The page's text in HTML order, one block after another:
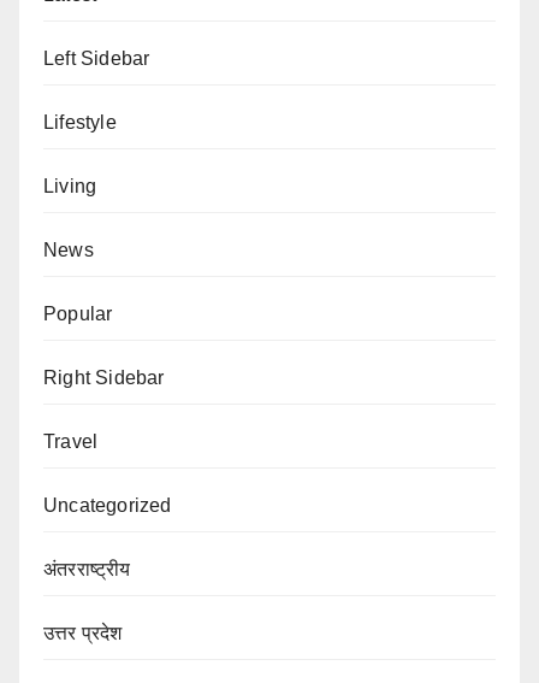
Left Sidebar
Lifestyle
Living
News
Popular
Right Sidebar
Travel
Uncategorized
अंतरराष्ट्रीय
उत्तर प्रदेश